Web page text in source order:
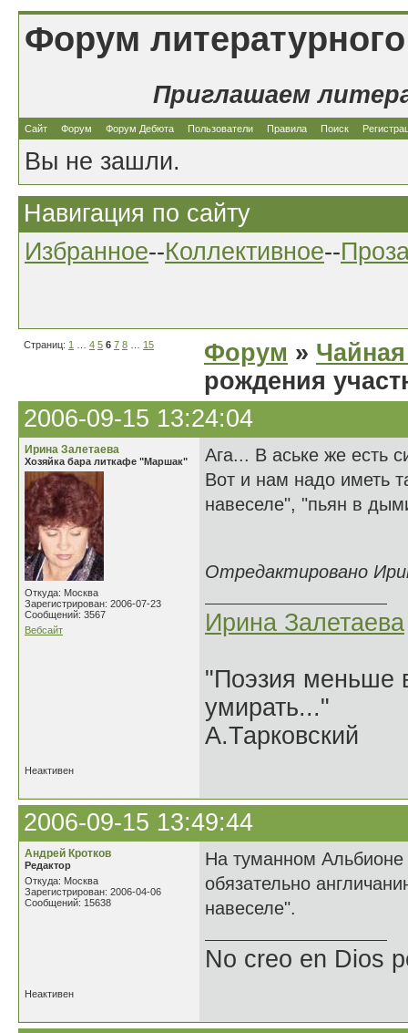
Форум
Приглашаем
Сайт Форум Форум Дебюта Пользователи Правила Поиск
Вы не зашли.
Навигация по сайту
Избранное--Коллективное--
Страниц: 1 4 5 6 7 8 15 Форум »
рождения
2006-09-15 13:24:04
Ирина Залетаева
Хозяйка бара литкафе "Маршак"
Откуда: Москва
Зарегистрирован: 2006-07-23
Сообщений: 3567
Вебсайт
Ага... В аське же есть
Вот и нам надо иметь
навеселе", "пьян в
Отредактировано
Ирина Залетаева
"Поэзия меньше
умирать..."
А.Тарковский
Неактивен
2006-09-15 13:49:44
Андрей Кротков
Редактор
Откуда: Москва
Зарегистрирован: 2006-04-06
Сообщений: 15638
На туманном Альбионе
обязательно
навеселе".
No creo en Dios
Неактивен